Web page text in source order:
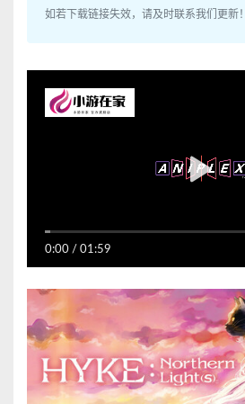
如若下载链接失效，请及时联系我们更新！
0:00 / 01:59